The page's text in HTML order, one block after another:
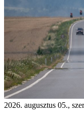
2026. augusztus 05.,